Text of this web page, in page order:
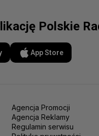
Polskie
App Store
Agencja Promocji
Agencja Reklamy
Regulamin serwisu